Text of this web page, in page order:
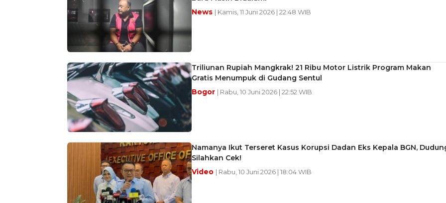
News | Kamis, 11 Juni 2026 | 22:48 WIB
Triliunan Rupiah Mangkrak! 21 Ribu Motor Listrik Program Makan
Gratis Menumpuk di Gudang Sentul
Bogor | Rabu, 10 Juni 2026 | 22:52 WIB
Namanya Ikut Terseret Kasus Korupsi Dadan Eks Kepala BGN,
Silahkan Cek!
Video | Rabu, 10 Juni 2026 | 18:04 WIB